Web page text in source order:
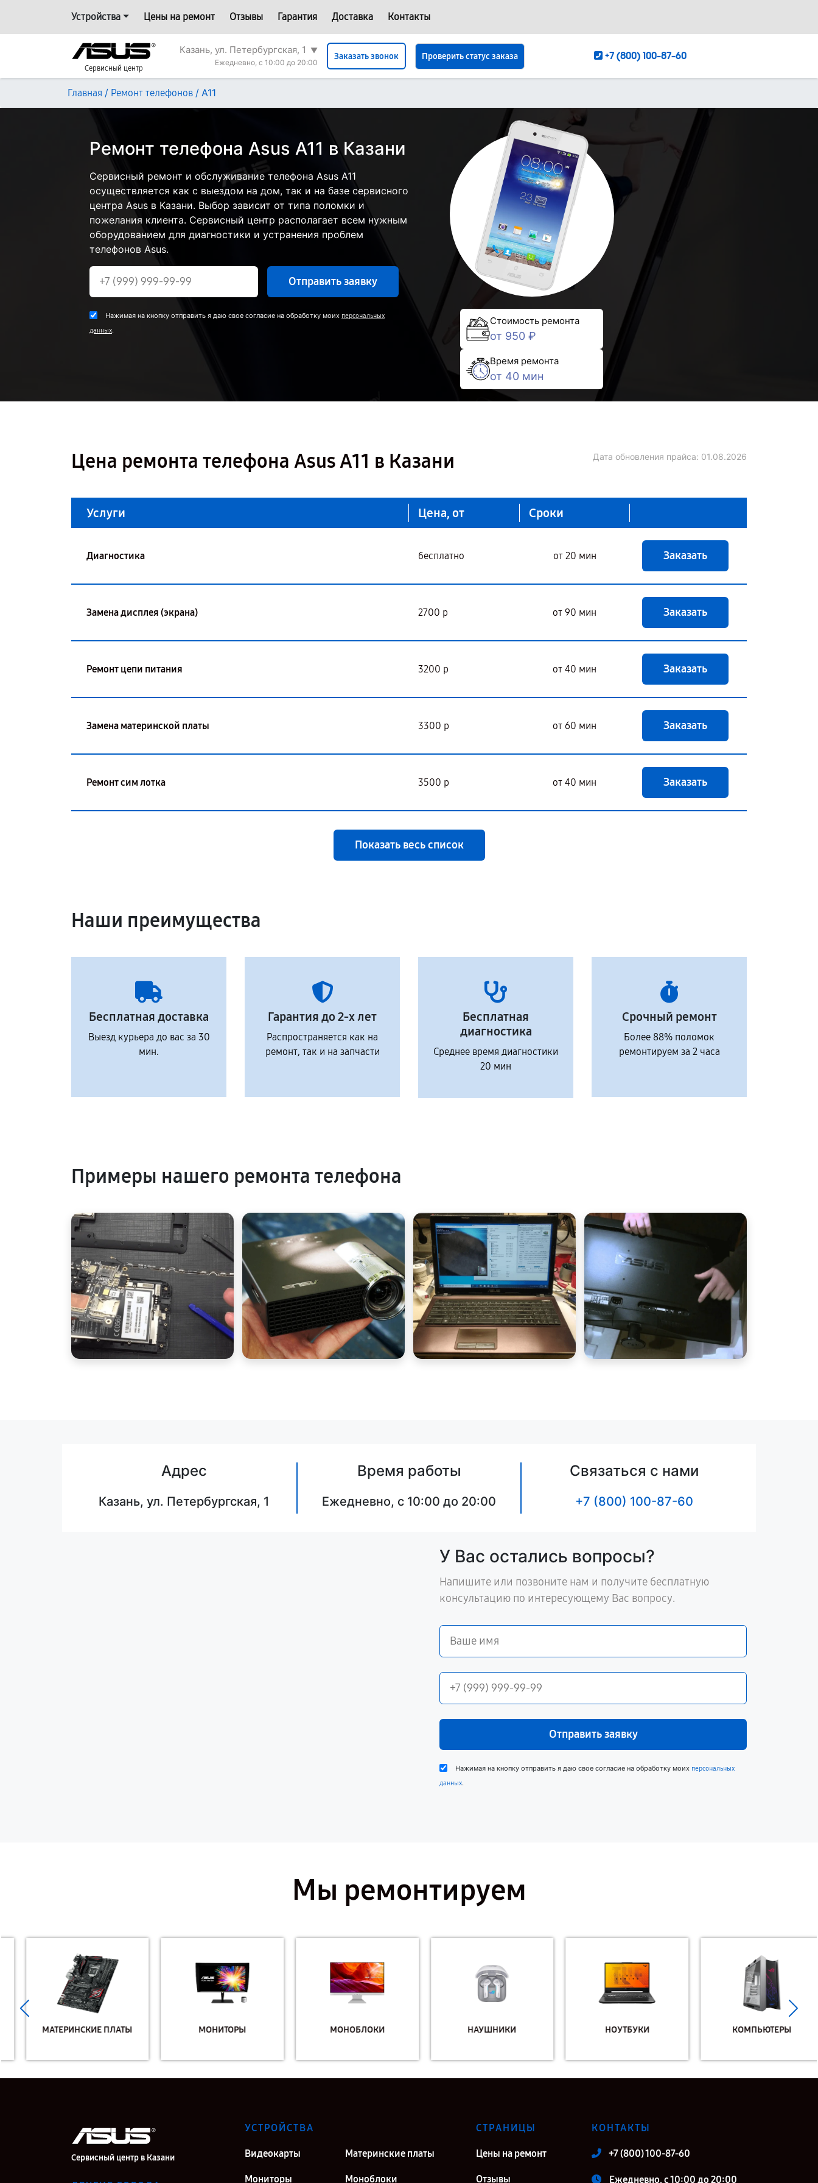
Устройства Цены на ремонт Отзывы Гарантия Доставка Контакты
Сервисный центр
Казань, ул. Петербургская, 1
▼
Ежедневно, с 10:00 до 20:00
Заказать звонок Проверить статус заказа +7 (800) 100-87-60
Главная / Ремонт телефонов / A11
Ремонт телефона Asus A11 в Казани
Сервисный ремонт и обслуживание телефона Asus A11
осуществляется как с выездом на дом, так и на базе сервисного
центра Asus в Казани. Выбор зависит от типа поломки и
пожелания клиента. Сервисный центр располагает всем нужным
оборудованием для диагностики и устранения проблем
телефонов Asus.
Отправить заявку
Нажимая на кнопку отправить я даю свое согласие на обработку моих персональных
данных.
Стоимость ремонта
от 950 ₽
Время ремонта
от 40 мин
Цена ремонта телефона Asus A11 в Казани Дата обновления прайса: 01.08.2026
Услуги Цена, от Сроки
Диагностика бесплатно от 20 мин Заказать
Замена дисплея (экрана) 2700 р от 90 мин Заказать
Ремонт цепи питания 3200 р от 40 мин Заказать
Замена материнской платы 3300 р от 60 мин Заказать
Ремонт сим лотка 3500 р от 40 мин Заказать
Показать весь список
Наши преимущества
Бесплатная доставка
Выезд курьера до вас за 30
мин.
Гарантия до 2-х лет
Распространяется как на
ремонт, так и на запчасти
Бесплатная
диагностика
Среднее время диагностики
20 мин
Срочный ремонт
Более 88% поломок
ремонтируем за 2 часа
Примеры нашего ремонта телефона
Адрес
Казань, ул. Петербургская, 1
Время работы
Ежедневно, с 10:00 до 20:00
Связаться с нами
+7 (800) 100-87-60
У Вас остались вопросы?
Напишите или позвоните нам и получите бесплатную
консультацию по интересующему Вас вопросу.
Отправить заявку
Нажимая на кнопку отправить я даю свое согласие на обработку моих персональных
данных.
Мы ремонтируем
МАТЕРИНСКИЕ ПЛАТЫ МОНИТОРЫ МОНОБЛОКИ НАУШНИКИ НОУТБУКИ КОМПЬЮТЕРЫ
Сервисный центр в Казани
УСТРОЙСТВА
Видеокарты Материнские платы
Мониторы Моноблоки
СТРАНИЦЫ
Цены на ремонт
Отзывы
КОНТАКТЫ
+7 (800) 100-87-60
Ежедневно, с 10:00 до 20:00